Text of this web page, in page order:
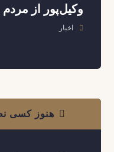
وکیل‌پور از
اخبار
هنوز کسی